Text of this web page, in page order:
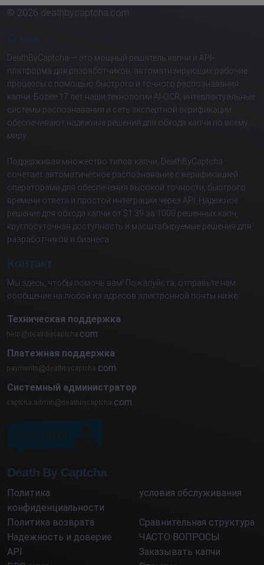
© 2026 deathbycaptcha.com
DeathByCaptcha — это мощный решатель капчи и API-
платформа для разработчиков, автоматизирующих рабочие
процессы с помощью быстрого и точного распознавания
капчи. Более 17 лет наши технологии AI-OCR, интеллектуальные
системы распознавания и сеть экспертной верификации
обеспечивают надежные решения для обхода капчи по всему
миру.
Поддерживая множество типов капчи, DeathByCaptcha
сочетает автоматическое распознавание с верификацией
операторами для обеспечения высокой точности, быстрого
времени ответа и простой интеграции через API. Надежное
решение для обхода капчи от $1.39 за 1000 решенных капч,
круглосуточная доступность и масштабируемые решения для
разработчиков и бизнеса.
Контакт
Мы здесь, чтобы помочь вам! Пожалуйста, отправьте нам
сообщение на любой из адресов электронной почты ниже:
Техническая поддержка
com
Платежная поддержка
com
Системный администратор
com
Death By Captcha
Политика
конфиденциальности
условия обслуживания
Политика возврата
Сравнительная структура
Надежность и доверие
ЧАСТО ВОПРОСЫ
API
Заказывать капчи